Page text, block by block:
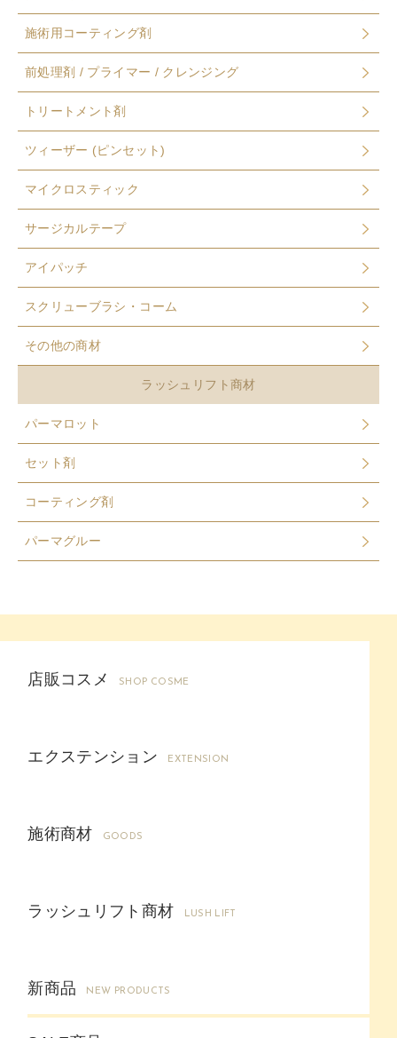
施術用コーティング剤
前処理剤 / プライマー / クレンジング
トリートメント剤
ツィーザー (ピンセット)
マイクロスティック
サージカルテープ
アイパッチ
スクリューブラシ・コーム
その他の商材
ラッシュリフト商材
パーマロット
セット剤
コーティング剤
パーマグルー
店販コスメ SHOP COSME
エクステンション EXTENSION
施術商材 GOODS
ラッシュリフト商材 LUSH LIFT
新商品 NEW PRODUCTS